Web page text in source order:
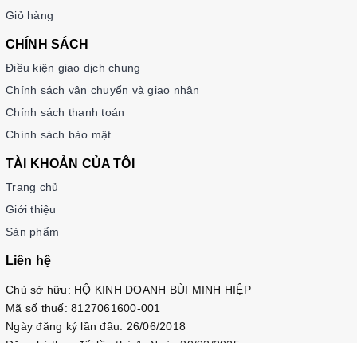
Scene 3: Tham quan danh lam thắng cảnh
Scene 4: Tham gia sự kiện, lễ hội
PART 7. Kết thúc một ngày
Scene 4: Chuẩn bị đi ngủ
📚 Phụ lục
đại từ nhân xưng...)
Bảng tra cứu từ vựng theo thứ tự alphabet
Hướng dẫn sử dụng MP3 miễn phí
Giỏ hàng
CHÍNH SÁCH
Điều kiện giao dịch chung
Chính sách vận chuyển và giao nhận
Chính sách thanh toán
Chính sách bảo mật
TÀI KHOẢN CỦA TÔI
Trang chủ
Giới thiệu
Sản phẩm
Liên hệ
Chủ sở hữu: HỘ KINH DOANH BÙI MINH HIỆP
Mã số thuế: 8127061600-001
Ngày đăng ký lần đầu: 26/06/2018